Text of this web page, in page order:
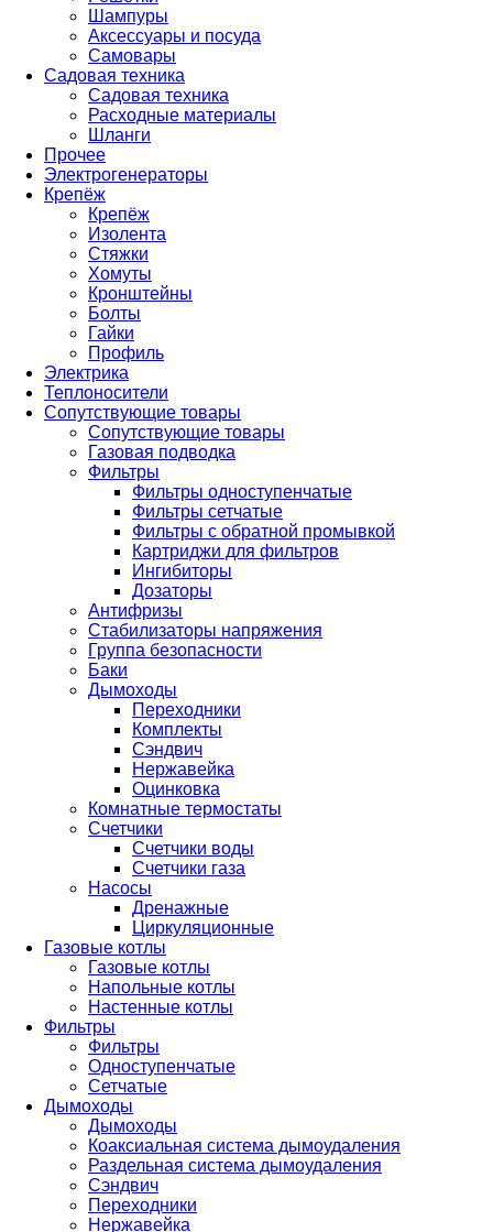
Шампуры
Аксессуары и посуда
Самовары
Садовая техника
Садовая техника
Расходные материалы
Шланги
Прочее
Электрогенераторы
Крепёж
Крепёж
Изолента
Стяжки
Хомуты
Кронштейны
Болты
Гайки
Профиль
Электрика
Теплоносители
Сопутствующие товары
Сопутствующие товары
Газовая подводка
Фильтры
Фильтры одноступенчатые
Фильтры сетчатые
Фильтры с обратной промывкой
Картриджи для фильтров
Ингибиторы
Дозаторы
Антифризы
Стабилизаторы напряжения
Группа безопасности
Баки
Дымоходы
Переходники
Комплекты
Сэндвич
Нержавейка
Оцинковка
Комнатные термостаты
Счетчики
Счетчики воды
Счетчики газа
Насосы
Дренажные
Циркуляционные
Газовые котлы
Газовые котлы
Напольные котлы
Настенные котлы
Фильтры
Фильтры
Одноступенчатые
Сетчатые
Дымоходы
Дымоходы
Коаксиальная система дымоудаления
Раздельная система дымоудаления
Сэндвич
Переходники
Нержавейка